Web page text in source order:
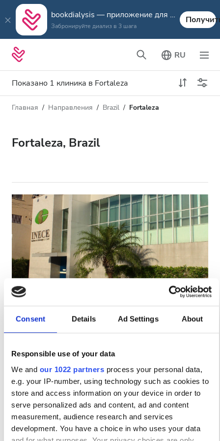
Consent Details Ad Settings About
Responsible use of your data
We and our 1022 partners process your personal data,
e.g. your IP-number, using technology such as cookies to
store and access information on your device in order to
serve personalized ads and content, ad and content
measurement, audience research and services
development. You have a choice in who uses your data
bookdialysis — приложение для путешествий
Забронируйте диализ в 3 шага
RU
Показано 1 клиника в Fortaleza
Тип диализа
Все виды диализа
Принимает
Пациенты с ВИЧ
Пациенты с гепатитом B
Пациенты с гепатитом C
Удобства
Напитки
Бесплатный Wi-Fi
Телевизоры
Бесплатный трансфер
Расстояние
Главная Направления Brazil Fortaleza
Fortaleza, Brazil
INECE
2.36 км от центра города
за процедуру
Диализ HD €170